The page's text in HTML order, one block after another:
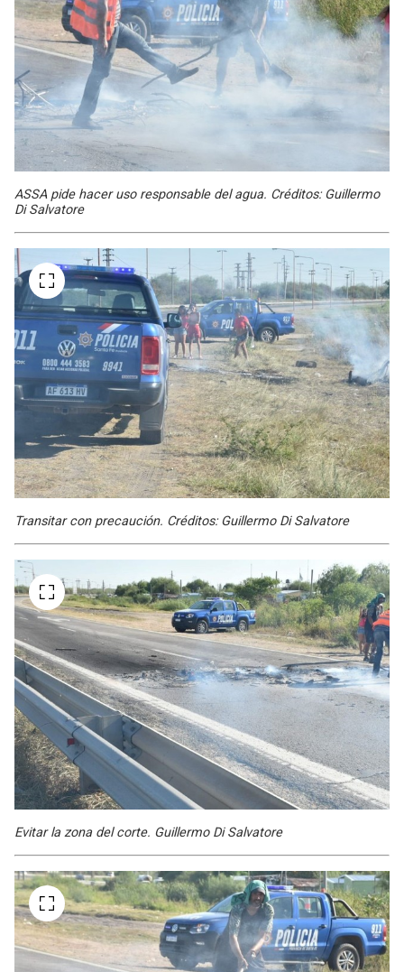
ASSA pide hacer uso responsable del agua. Créditos: Guillermo
Di Salvatore
Transitar con precaución. Créditos: Guillermo Di Salvatore
Evitar la zona del corte. Guillermo Di Salvatore